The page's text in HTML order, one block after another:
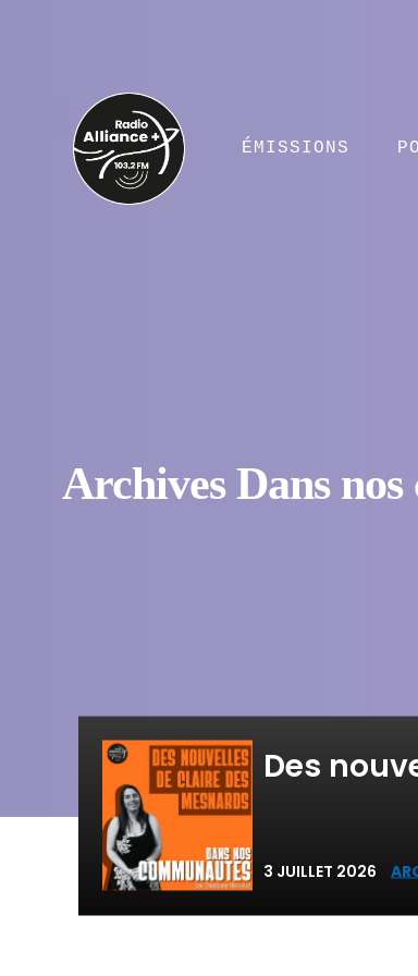
ÉMISSIONS
Archives Dans
Des
3 JUILLET 2026